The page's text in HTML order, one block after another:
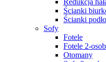
Ścianki
Ścianki
Sofy
Fotele
Fotele 2-
Otomany